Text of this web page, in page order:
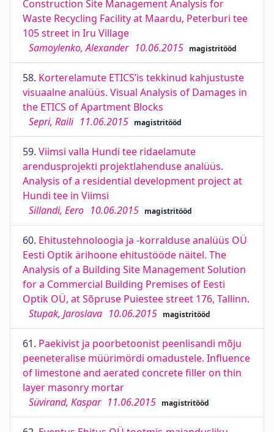
Construction Site Management Analysis for
Waste Recycling Facility at Maardu, Peterburi tee
105 street in Iru Village
Samoylenko, Alexander 10.06.2015 magistritööd
58. Korterelamute ETICS’is tekkinud kahjustuste
visuaalne analüüs. Visual Analysis of Damages in
the ETICS of Apartment Blocks
Sepri, Raili 11.06.2015 magistritööd
59. Viimsi valla Hundi tee ridaelamute
arendusprojekti projektlahenduse analüüs.
Analysis of a residential development project at
Hundi tee in Viimsi
Sillandi, Eero 10.06.2015 magistritööd
60. Ehitustehnoloogia ja -korralduse analüüs OÜ
Eesti Optik ärihoone ehitustööde näitel. The
Analysis of a Building Site Management Solution
for a Commercial Building Premises of Eesti
Optik OÜ, at Sõpruse Puiestee street 176, Tallinn.
Stupak, Jaroslava 10.06.2015 magistritööd
61. Paekivist ja poorbetoonist peenlisandi mõju
peeneteralise müürimördi omadustele. Influence
of limestone and aerated concrete filler on thin
layer masonry mortar
Süvirand, Kaspar 11.06.2015 magistritööd